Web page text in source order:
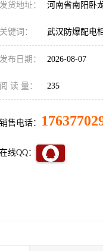
发货地址： 河南省南阳卧
关键词： 武汉防爆配电
发布日期： 2026-08-07
阅 读 量： 235
销售电话：
在线QQ：